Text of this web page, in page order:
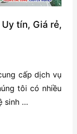
tín, Giá rẻ,
cấp dịch vụ
tôi có nhiều
sinh …